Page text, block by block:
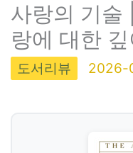
사랑의 기술
랑에 대한
도서리뷰 2026-